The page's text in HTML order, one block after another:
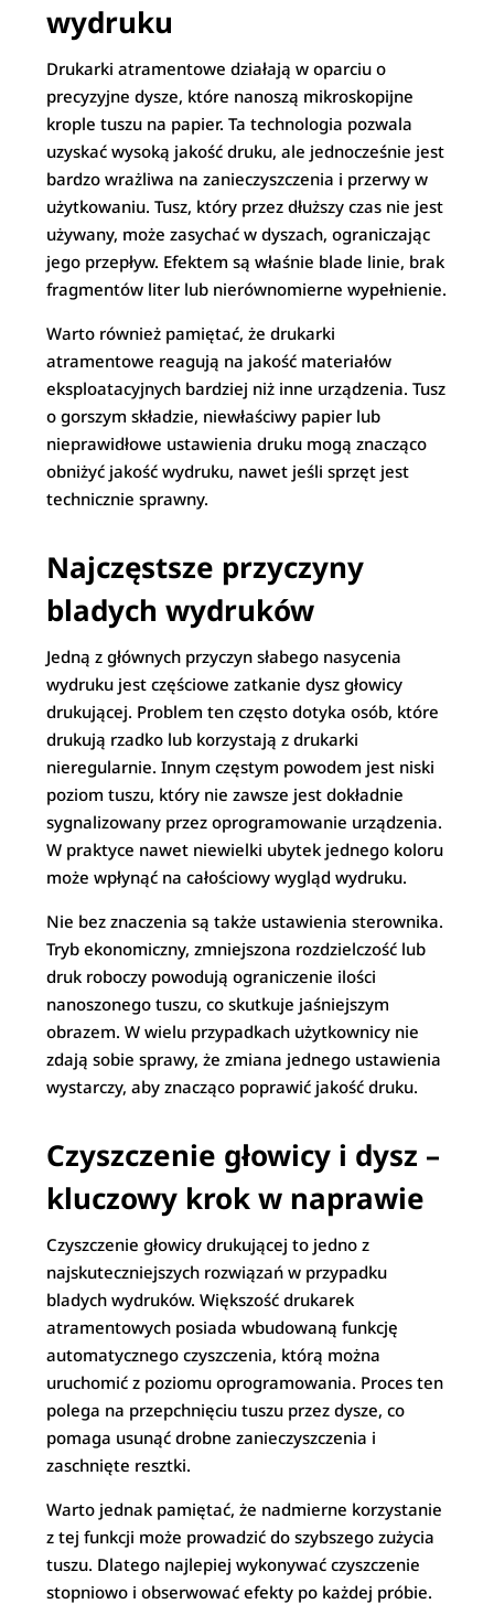
wydruku
Drukarki atramentowe działają w oparciu o
precyzyjne dysze, które nanoszą mikroskopijne
krople tuszu na papier. Ta technologia pozwala
uzyskać wysoką jakość druku, ale jednocześnie jest
bardzo wrażliwa na zanieczyszczenia i przerwy w
użytkowaniu. Tusz, który przez dłuższy czas nie jest
używany, może zasychać w dyszach, ograniczając
jego przepływ. Efektem są właśnie blade linie, brak
fragmentów liter lub nierównomierne wypełnienie.
Warto również pamiętać, że drukarki
atramentowe reagują na jakość materiałów
eksploatacyjnych bardziej niż inne urządzenia. Tusz
o gorszym składzie, niewłaściwy papier lub
nieprawidłowe ustawienia druku mogą znacząco
obniżyć jakość wydruku, nawet jeśli sprzęt jest
technicznie sprawny.
Najczęstsze przyczyny
bladych wydruków
Jedną z głównych przyczyn słabego nasycenia
wydruku jest częściowe zatkanie dysz głowicy
drukującej. Problem ten często dotyka osób, które
drukują rzadko lub korzystają z drukarki
nieregularnie. Innym częstym powodem jest niski
poziom tuszu, który nie zawsze jest dokładnie
sygnalizowany przez oprogramowanie urządzenia.
W praktyce nawet niewielki ubytek jednego koloru
może wpłynąć na całościowy wygląd wydruku.
Nie bez znaczenia są także ustawienia sterownika.
Tryb ekonomiczny, zmniejszona rozdzielczość lub
druk roboczy powodują ograniczenie ilości
nanoszonego tuszu, co skutkuje jaśniejszym
obrazem. W wielu przypadkach użytkownicy nie
zdają sobie sprawy, że zmiana jednego ustawienia
wystarczy, aby znacząco poprawić jakość druku.
Czyszczenie głowicy i dysz –
kluczowy krok w naprawie
Czyszczenie głowicy drukującej to jedno z
najskuteczniejszych rozwiązań w przypadku
bladych wydruków. Większość drukarek
atramentowych posiada wbudowaną funkcję
automatycznego czyszczenia, którą można
uruchomić z poziomu oprogramowania. Proces ten
polega na przepchnięciu tuszu przez dysze, co
pomaga usunąć drobne zanieczyszczenia i
zaschnięte resztki.
Warto jednak pamiętać, że nadmierne korzystanie
z tej funkcji może prowadzić do szybszego zużycia
tuszu. Dlatego najlepiej wykonywać czyszczenie
stopniowo i obserwować efekty po każdej próbie.